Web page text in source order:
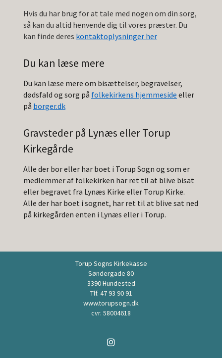
Hvis du har brug for at tale med nogen om din sorg,
så kan du altid henvende dig til vores præster. Du
kan finde deres kontaktoplysninger her
Du kan læse mere
Du kan læse mere om bisættelser, begravelser,
dødsfald og sorg på folkekirkens hjemmeside eller
på borger.dk
Gravsteder på Lynæs eller Torup
Kirkegårde
Alle der bor eller har boet i Torup Sogn og som er
medlemmer af folkekirken har ret til at blive bisat
eller begravet fra Lynæs Kirke eller Torup Kirke.
Alle der har boet i sognet, har ret til at blive sat ned
på kirkegården enten i Lynæs eller i Torup.
Torup Sogns Kirkekasse
Søndergade 80
3390 Hundested
Tlf. 47 93 90 91
www.torupsogn.dk
cvr. 58004618